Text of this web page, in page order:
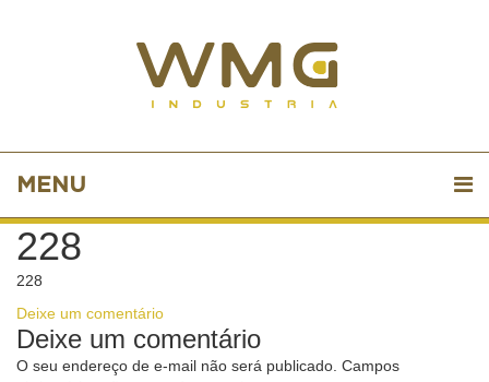
MENU
228
228
Deixe um comentário
Deixe um comentário
O seu endereço de e-mail não será publicado. Campos